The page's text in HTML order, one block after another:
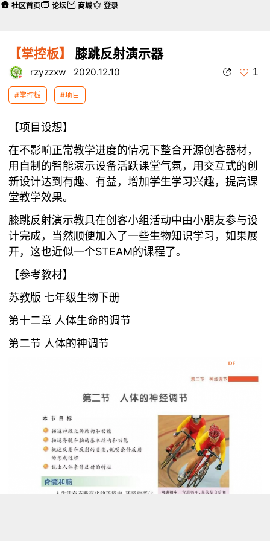
【掌控板】 膝跳反射演示器
rzyzzxw 2020.12.10 1
#掌控板 #项目
【项目设想】
在不影响正常教学进度的情况下整合开源创客器材，
用自制的智能演示设备活跃课堂气氛，用交互式的创
新设计达到有趣、有益，增加学生学习兴趣，提高课
堂教学效果。
膝跳反射演示教具在创客小组活动中由小朋友参与设
计完成，当然顺便加入了一些生物知识学习，如果展
开，这也近似一个STEAM的课程了。
【参考教材】
苏教版 七年级生物下册
第十二章 人体生命的调节
第二节 人体的神调节
社区首页 论坛 商城 登录